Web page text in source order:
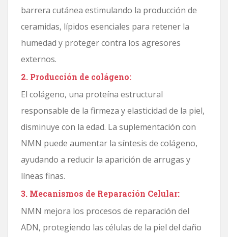
barrera cutánea estimulando la producción de
ceramidas, lípidos esenciales para retener la
humedad y proteger contra los agresores
externos.
2. Producción de colágeno:
El colágeno, una proteína estructural
responsable de la firmeza y elasticidad de la piel,
disminuye con la edad. La suplementación con
NMN puede aumentar la síntesis de colágeno,
ayudando a reducir la aparición de arrugas y
líneas finas.
3. Mecanismos de Reparación Celular:
NMN mejora los procesos de reparación del
ADN, protegiendo las células de la piel del daño